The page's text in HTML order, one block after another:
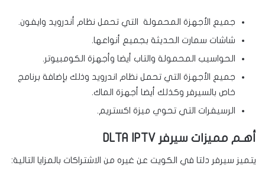
جميع الأجهزة المحمولة التي تحمل نظام أندرويد وايفون.
شاشات سمارت الحديثة بجميع أنواعها.
الحواسيب المحمولة والتاب أيضا وأجهزة الكومبيوتر.
جميع الأجهزة التي تحمل نظام اندرويد وذلك بإضافة برنامج
خاص بالسيرفر وكذلك أيضا أجهزة الماك.
الرسيفرات التي تحوي ميزة اكستريم.
أهـم مميزات سيرفر DLTA IPTV
يتميز سيرفر دلتا في الكويت عن غيره من الاشتراكات بالمزايا التالية: